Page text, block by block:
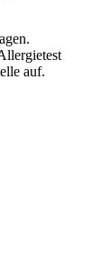
auf.